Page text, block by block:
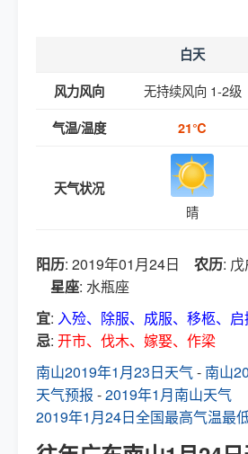
白天
风力风向 无持续风向 1-2级
气温/温度 21℃
天气状况
晴
阳历: 2019年01月24日 农历:
星座: 水瓶座
宜: 入殓、除服、成服、移柩、
忌: 开市、伐木、嫁娶、作梁
南山2019年1月23日天气- 南山
天气预报 -2019年1月南山天气
2019年1月24日全国最高气温最